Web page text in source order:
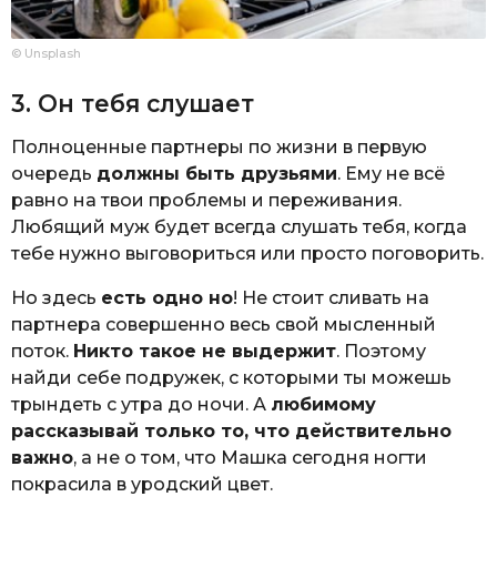
© Unsplash
3. Он тебя слушает
Полноценные партнеры по жизни в первую
очередь должны быть друзьями. Ему не всё
равно на твои проблемы и переживания.
Любящий муж будет всегда слушать тебя, когда
тебе нужно выговориться или просто поговорить.
Но здесь есть одно но! Не стоит сливать на
партнера совершенно весь свой мысленный
поток. Никто такое не выдержит. Поэтому
найди себе подружек, с которыми ты можешь
трындеть с утра до ночи. А любимому
рассказывай только то, что действительно
важно, а не о том, что Машка сегодня ногти
покрасила в уродский цвет.